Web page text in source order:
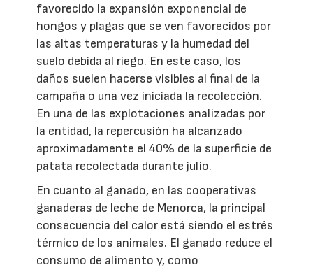
favorecido la expansión exponencial de
hongos y plagas que se ven favorecidos por
las altas temperaturas y la humedad del
suelo debida al riego. En este caso, los
daños suelen hacerse visibles al final de la
campaña o una vez iniciada la recolección.
En una de las explotaciones analizadas por
la entidad, la repercusión ha alcanzado
aproximadamente el 40% de la superficie de
patata recolectada durante julio.
En cuanto al ganado, en las cooperativas
ganaderas de leche de Menorca, la principal
consecuencia del calor está siendo el estrés
térmico de los animales. El ganado reduce el
consumo de alimento y, como